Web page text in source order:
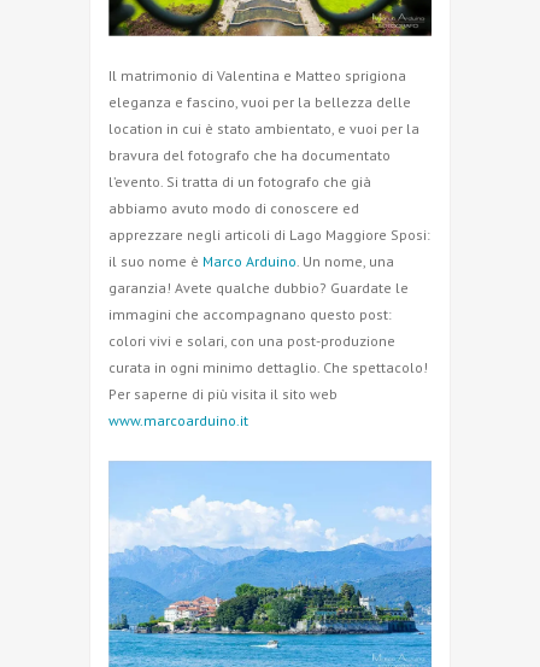
Il matrimonio di Valentina e Matteo sprigiona
eleganza e fascino, vuoi per la bellezza delle
location in cui è stato ambientato, e vuoi per la
bravura del fotografo che ha documentato
l’evento. Si tratta di un fotografo che già
abbiamo avuto modo di conoscere ed
apprezzare negli articoli di Lago Maggiore Sposi:
il suo nome è Marco Arduino. Un nome, una
garanzia! Avete qualche dubbio? Guardate le
immagini che accompagnano questo post:
colori vivi e solari, con una post-produzione
curata in ogni minimo dettaglio. Che spettacolo!
Per saperne di più visita il sito web
www.marcoarduino.it